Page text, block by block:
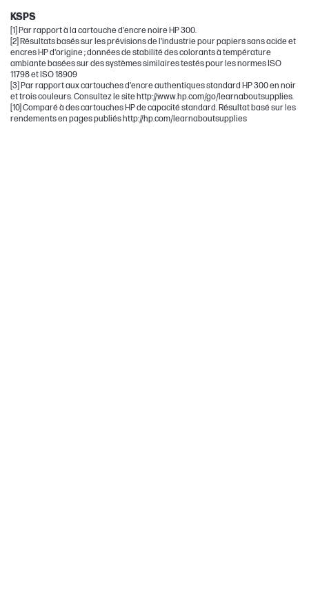
KSPS
[1] Par rapport à la cartouche d'encre noire HP 300.
[2] Résultats basés sur les prévisions de l'industrie pour papiers sans acide et
encres HP d'origine ; données de stabilité des colorants à température
ambiante basées sur des systèmes similaires testés pour les normes ISO
11798 et ISO 18909
[3] Par rapport aux cartouches d'encre authentiques standard HP 300 en noir
et trois couleurs. Consultez le site http://www.hp.com/go/learnaboutsupplies.
[10] Comparé à des cartouches HP de capacité standard. Résultat basé sur les
rendements en pages publiés http://hp.com/learnaboutsupplies